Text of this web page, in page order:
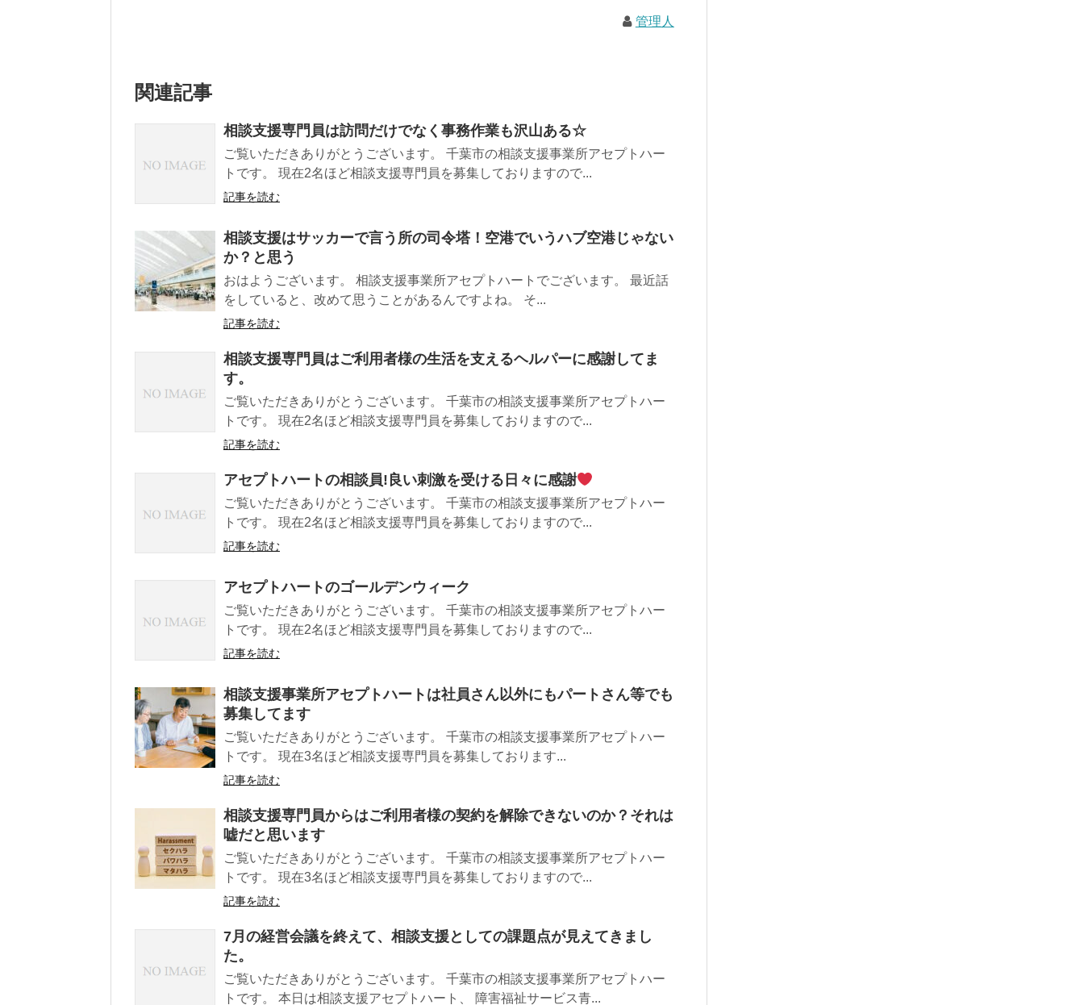
管理人
関連記事
相談支援専門員は訪問だけでなく事務作業も沢山ある☆
ご覧いただきありがとうございます。 千葉市の相談支援事業所アセプトハー
トです。 現在2名ほど相談支援専門員を募集しておりますので...
記事を読む
相談支援はサッカーで言う所の司令塔！空港でいうハブ空港じゃない
か？と思う
おはようございます。 相談支援事業所アセプトハートでございます。 最近話
をしていると、改めて思うことがあるんですよね。 そ...
記事を読む
相談支援専門員はご利用者様の生活を支えるヘルパーに感謝してま
す。
ご覧いただきありがとうございます。 千葉市の相談支援事業所アセプトハー
トです。 現在2名ほど相談支援専門員を募集しておりますので...
記事を読む
アセプトハートの相談員!良い刺激を受ける日々に感謝
ご覧いただきありがとうございます。 千葉市の相談支援事業所アセプトハー
トです。 現在2名ほど相談支援専門員を募集しておりますので...
記事を読む
アセプトハートのゴールデンウィーク
ご覧いただきありがとうございます。 千葉市の相談支援事業所アセプトハー
トです。 現在2名ほど相談支援専門員を募集しておりますので...
記事を読む
相談支援事業所アセプトハートは社員さん以外にもパートさん等でも
募集してます
ご覧いただきありがとうございます。 千葉市の相談支援事業所アセプトハー
トです。 現在3名ほど相談支援専門員を募集しております...
記事を読む
相談支援専門員からはご利用者様の契約を解除できないのか？それは
嘘だと思います
ご覧いただきありがとうございます。 千葉市の相談支援事業所アセプトハー
トです。 現在3名ほど相談支援専門員を募集しておりますので...
記事を読む
7月の経営会議を終えて、相談支援としての課題点が見えてきまし
た。
ご覧いただきありがとうございます。 千葉市の相談支援事業所アセプトハー
トです。 本日は相談支援アセプトハート、 障害福祉サービス青...